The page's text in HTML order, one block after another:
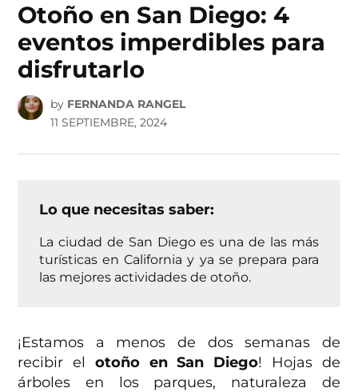
Otoño en San Diego: 4
eventos imperdibles para
disfrutarlo
by FERNANDA RANGEL
11 SEPTIEMBRE, 2024
Lo que necesitas saber:
La ciudad de San Diego es una de las más
turísticas en California y ya se prepara para
las mejores actividades de otoño.
¡Estamos a menos de dos semanas de
recibir el otoño en San Diego! Hojas de
árboles en los parques, naturaleza de